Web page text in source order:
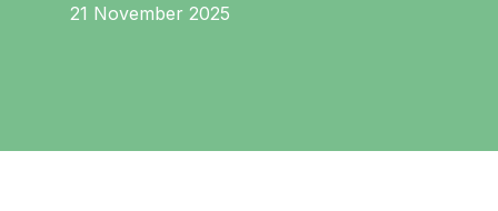
21 November 2025